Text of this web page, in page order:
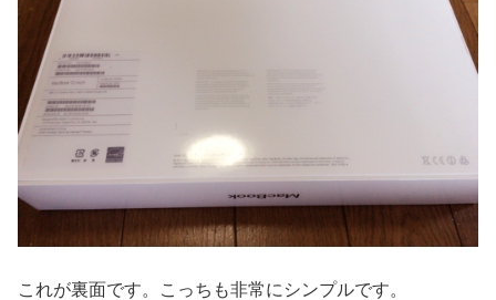
これが裏面です。こっちも非常にシンプルです。